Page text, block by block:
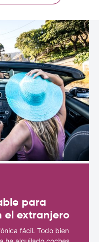
para
el extranjero
fácil. Todo bien